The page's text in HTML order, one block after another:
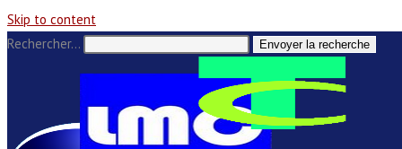
Skip to content
Rechercher…
Envoyer la recherche